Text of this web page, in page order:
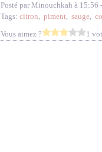
Posté par Minouchkah à 15:56 -
Tags: citron, piment, sauge,
Vous aimez ?
1